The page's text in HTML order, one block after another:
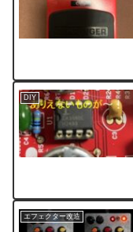
DIY
エフェクター改造